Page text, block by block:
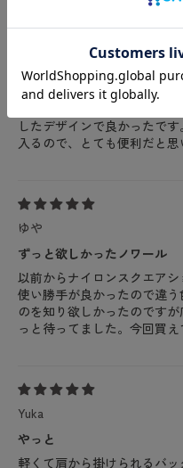
Mippe
思った通り良いバッグでした
前からノワールのナイロン
が、すぐ売り切れになるの
したデザインで良かったで
入るので、とても便利だと思
ゆや
ずっと欲しかったノワール
以前からナイロンスクエア
使い勝手が良かったので違
のを知り欲しかったのです
っと待ってました。今回買え
Yuka
やっと
軽くて肩から掛けられるバ